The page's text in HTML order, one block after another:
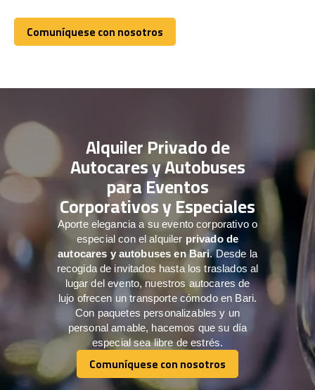
Comuníquese con nosotros
Comuníquese con nosotros
Alquiler Privado de
Autocares y Autobuses
para Eventos
Corporativos y Especiales
Aporte elegancia a su evento corporativo o
especial con el alquiler privado de
autocares y autobuses en Bari. Desde la
recogida de invitados hasta los traslados al
lugar del evento, nuestros autocares de
lujo ofrecen un transporte cómodo en Bari.
Con paquetes personalizables y un
personal amable, hacemos que su día
especial sea libre de estrés.
Comuníquese con nosotros
Comuníquese con nosotros